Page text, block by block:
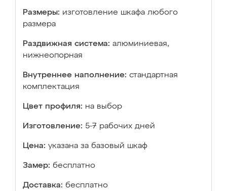
Размеры: изготовление шкафа любого
размера
Раздвижная система: алюминиевая,
нижнеопорная
Внутреннее наполнение: стандартная
комплектация
Цвет профиля: на выбор
Изготовление: 5-7 рабочих дней
Цена: указана за базовый шкаф
Замер: бесплатно
Доставка: бесплатно